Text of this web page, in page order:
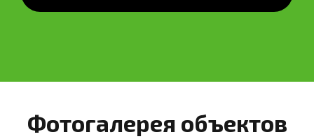
Фотогалерея объектов